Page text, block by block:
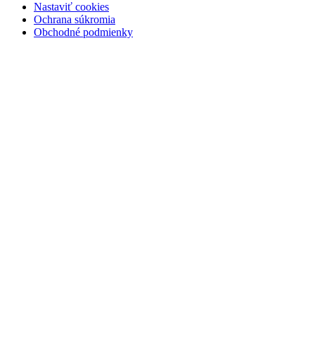
Nastaviť cookies
Ochrana súkromia
Obchodné podmienky